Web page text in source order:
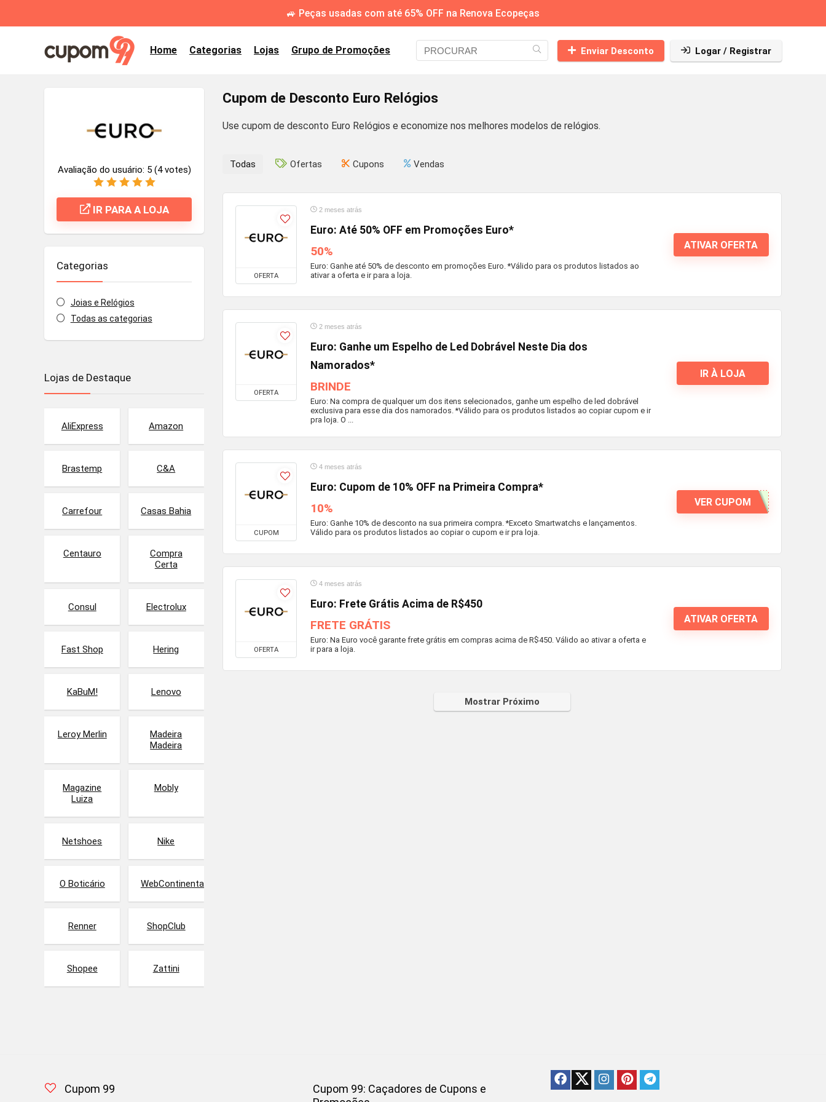
🚙 Peças usadas com até 65% OFF na Renova Ecopeças
Home Categorias Lojas Grupo de Promoções Enviar Desconto Logar / Registrar
Cupom de Desconto Euro Relógios
Use cupom de desconto Euro Relógios e economize nos melhores modelos de relógios.
Avaliação do usuário: 5 (4votes)
IR PARA A LOJA
Categorias
Joias e Relógios
Todas as categorias
Todas Ofertas Cupons Vendas
OFERTA
2 meses atrás
Euro: Até 50% OFF em Promoções Euro*
50%
Euro: Ganhe até 50% de desconto em promoções Euro. *Válido para os produtos listados ao
ativar a oferta e ir para a loja.
ATIVAR OFERTA
OFERTA
2 meses atrás
Euro: Ganhe um Espelho de Led Dobrável Neste Dia dos
Namorados*
BRINDE
Euro: Na compra de qualquer um dos itens selecionados, ganhe um espelho de led dobrável
exclusiva para esse dia dos namorados. *Válido para os produtos listados ao copiar cupom e ir
pra loja. O ...
IR À LOJA
CUPOM
4 meses atrás
Euro: Cupom de 10% OFF na Primeira Compra*
10%
Euro: Ganhe 10% de desconto na sua primeira compra. *Exceto Smartwatchs e lançamentos.
Válido para os produtos listados ao copiar o cupom e ir pra loja.
VER CUPOM
OFERTA
4 meses atrás
Euro: Frete Grátis Acima de R$450
FRETE GRÁTIS
Euro: Na Euro você garante frete grátis em compras acima de R$450. Válido ao ativar a oferta e
ir para a loja.
ATIVAR OFERTA
Mostrar Próximo
Lojas de Destaque
AliExpress Amazon
Brastemp C&A
Carrefour Casas Bahia
Centauro
Compra
Certa
Consul Electrolux
Fast Shop Hering
KaBuM! Lenovo
Leroy Merlin
Madeira
Madeira
Magazine
Luiza
Mobly
Netshoes Nike
O Boticário WebContinental
Renner ShopClub
Shopee Zattini
Cupom 99
Cupom 99: Caçadores de Cupons e